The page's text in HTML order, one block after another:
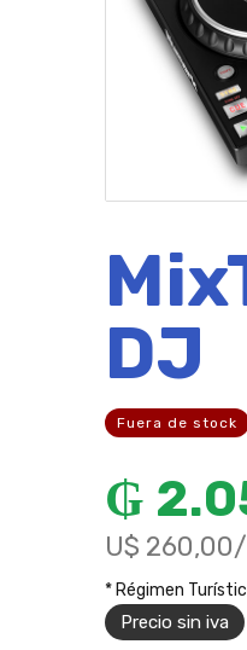
DJ
Fuera de stock
₲
U$ 260,00
* Régimen
Precio sin iva